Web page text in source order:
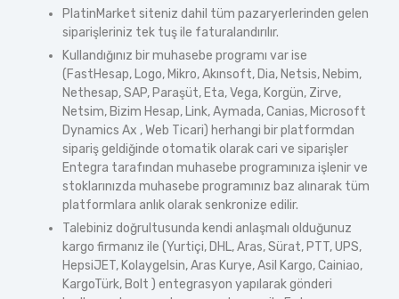
PlatinMarket siteniz dahil tüm pazaryerlerinden gelen
siparişleriniz tek tuş ile faturalandırılır.
Kullandığınız bir muhasebe programı var ise
(FastHesap, Logo, Mikro, Akınsoft, Dia, Netsis, Nebim,
Nethesap, SAP, Paraşüt, Eta, Vega, Korgün, Zirve,
Netsim, Bizim Hesap, Link, Aymada, Canias, Microsoft
Dynamics Ax , Web Ticari) herhangi bir platformdan
sipariş geldiğinde otomatik olarak cari ve siparişler
Entegra tarafından muhasebe programınıza işlenir ve
stoklarınızda muhasebe programınız baz alınarak tüm
platformlara anlık olarak senkronize edilir.
Talebiniz doğrultusunda kendi anlaşmalı olduğunuz
kargo firmanız ile (Yurtiçi, DHL, Aras, Sürat, PTT, UPS,
HepsiJET, Kolaygelsin, Aras Kurye, Asil Kargo, Cainiao,
KargoTürk, Bolt ) entegrasyon yapılarak gönderi